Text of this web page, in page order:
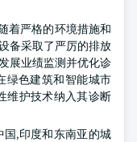
着严格的环境措施和
备采取了严厉的排放
展业绩监测并优化诊
绿色建筑和智能城市
维护技术纳入其诊断
国,印度和东南亚的城